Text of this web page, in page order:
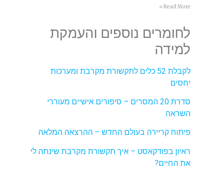
Read More »
לחומרים נוספים והעמקת
למידה
לקבלת 52 כלים לתקשורת מקרבת ומערכות
יחסים
סדרת 20 המסרים – סיפורים אישיים מעוררי
השראה
פיתוח קריירה בעולם החדש – ההרצאה המלאה
ראיון בפודקאסט – איך תקשורת מקרבת שינתה לי
את החיים?